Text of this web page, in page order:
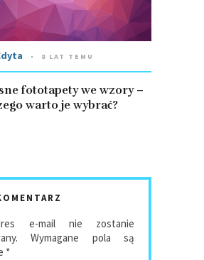
8 LAT TEMU
fototapety we wzory –
warto je wybrać?
e-mail nie zostanie
Wymagane pola są
*